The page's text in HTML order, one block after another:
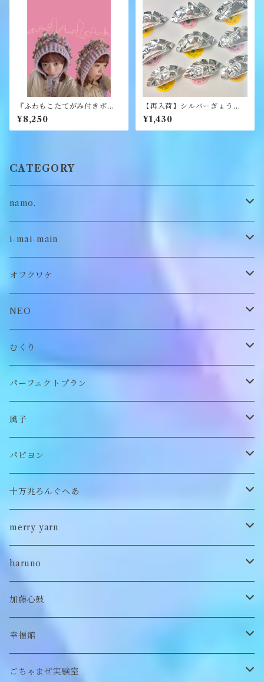
『ふわもこたてがみ付きボン
ネット』《merry yarn》
¥8,250
【再入荷】シルバーぎょうざ
ブローチ《むくり》
¥1,430
CATEGORY
namo.
古着
オリジナル
i-mai-main
ビスチェ
付け襟
帽子
スヌード
チョーカー/ネックレス
バッグ
バブーシュカ
ポンチョ
オフクワケ
トップス
アウター
付け襟
bag/巾着
パンツ
ヘアアクセサリー
雑貨
キッズ
NEO
財布
ポーチ
bag/巾着
ピアス/イヤリング
イヤカフ
チョーカー
ヘアバレッタ
付け襟
カードケース
むくり
リング
ピアス/イヤリング
ブローチ
刺繍キャップ
ロンT
Tシャツ
キーホルダー
ぬいぐるみ
クッション
パーフェクトプラン
ワンピース
トップス
アウター
パンツ
スカート
シューズ/サンダル
セットアップ
風子
ぬいぐるみ
刺繍ポーチ
ブローチ
パピヨン
ぬいぐるみ
ぬいぐるみブローチ
ぬいぐるみリング
ぬいぐるみ鏡
ぬいぐるみキーホルダー
ぬいぐるみマフラー
十万兆ろんぐへあ
ブローチ
マフラー
merry yarn
帽子
haruno
ヘアゴム
靴下
キーホルダー
加藤心鼓
ロンT
幸福館
トレーナー
ごちゃまぜ実験室